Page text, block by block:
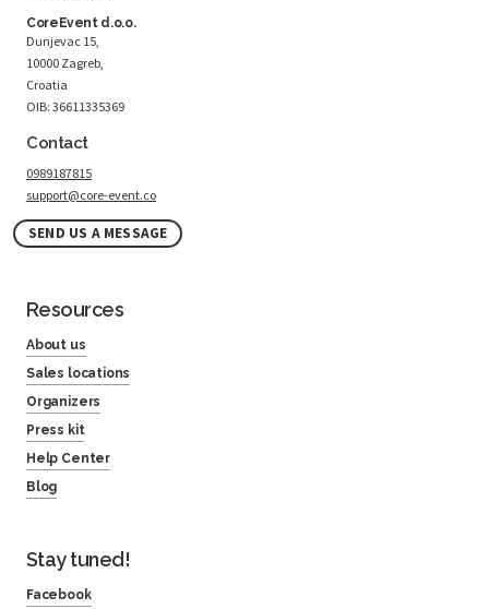
CoreEvent d.o.o.
Dunjevac 15,
10000 Zagreb,
Croatia
OIB: 36611335369
Contact
0989187815
support@core-event.co
SEND US A MESSAGE
Resources
About us
Sales locations
Organizers
Press kit
Help Center
Blog
Stay tuned!
Facebook